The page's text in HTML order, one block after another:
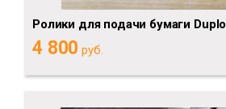
Ролики для подачи бумаги Duplo
4 800 руб.